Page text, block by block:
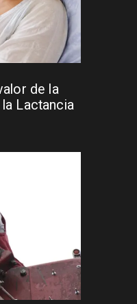
de la
Lactancia